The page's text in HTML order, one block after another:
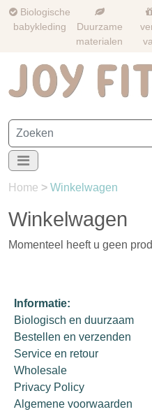
Biologische
babykleding
Duurzame
materialen
Home > Winkelwagen
Winkelwagen
Momenteel heeft u geen
Informatie:
Biologisch en duurzaam
Bestellen en verzenden
Service en retour
Wholesale
Privacy Policy
Algemene voorwaarden